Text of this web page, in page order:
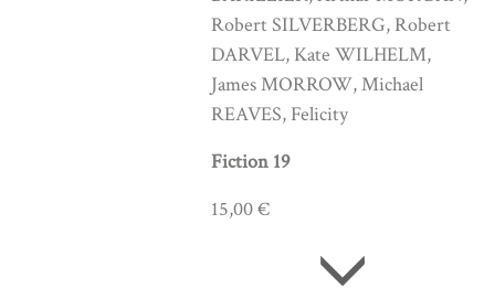
Robert SILVERBERG, Robert
DARVEL, Kate WILHELM,
James MORROW, Michael
REAVES, Felicity
Fiction 19
15,00 €